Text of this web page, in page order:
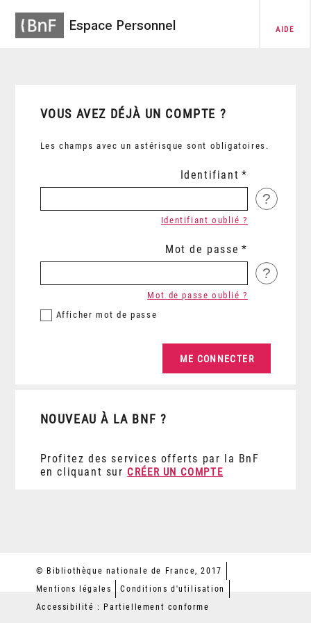
Espace Personnel AIDE
VOUS AVEZ DÉJÀ UN COMPTE ?
Les champs avec un astérisque sont obligatoires.
Identifiant
?
Identifiant oublié ?
Mot de passe
?
Afficher mot de passe
Mot de passe oublié ?
NOUVEAU À LA BNF ?
Profitez des services offerts par la BnF
en cliquant sur CRÉER UN COMPTE
© Bibliothèque nationale de France, 2017
Mentions légales
Conditions d'utilisation
Accessibilité : Partiellement conforme